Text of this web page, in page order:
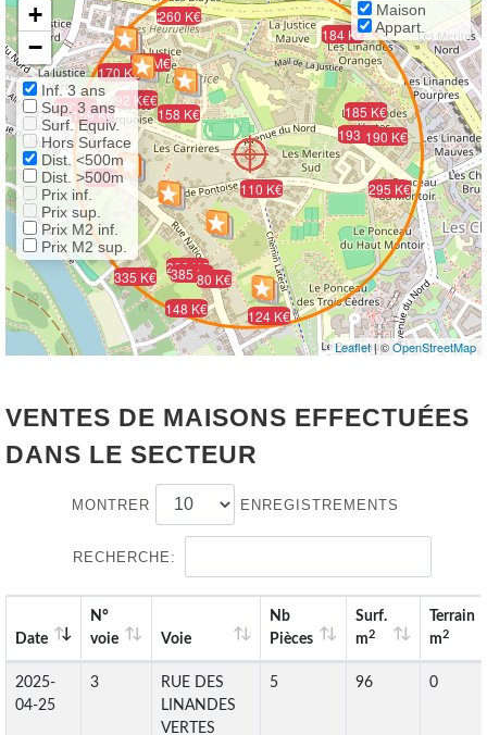
195 K€
212 K€
124 K€
289 K€
275 K€
260 K€
260 K€
193 K€
93 K€
159 K€
260 K€
195 K€
140 K€
200 K€
168 K€
229 K€
231 K€
185 K€
230 K€
92 K€
158 K€
148 K€
190 K€
335 K€
8.5 M€
228 K€
80 K€
184 K€
110 K€
385 K€
295 K€
170 K€
+
−
Inf. 3 ans
Sup. 3 ans
Surf. Equiv.
Hors Surface
Dist. <500m
Dist. >500m
Prix inf.
Prix sup.
Prix M2 inf.
Prix M2 sup.
Maison
Appart.
Leaflet| ©OpenStreetMap
VENTES DE MAISONS EFFECTUÉES
DANS LE SECTEUR
MONTRER ENREGISTREMENTS
RECHERCHE:
Date
N°
voie
Voie
Nb
Pièces
Surf.
m2
Terrain
m2
2025-
04-25
3
RUE DES
LINANDES
VERTES
5 96 0